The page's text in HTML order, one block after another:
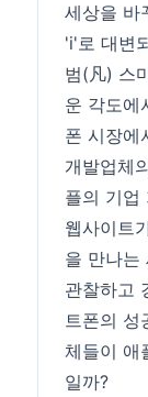
세상을 바
'i'로 대변
범(凡) 스
운 각도에
폰 시장에
개발업체
플의 기업
웹사이트
을 만나는
관찰하고
트폰의 성
체들이 애
일까?